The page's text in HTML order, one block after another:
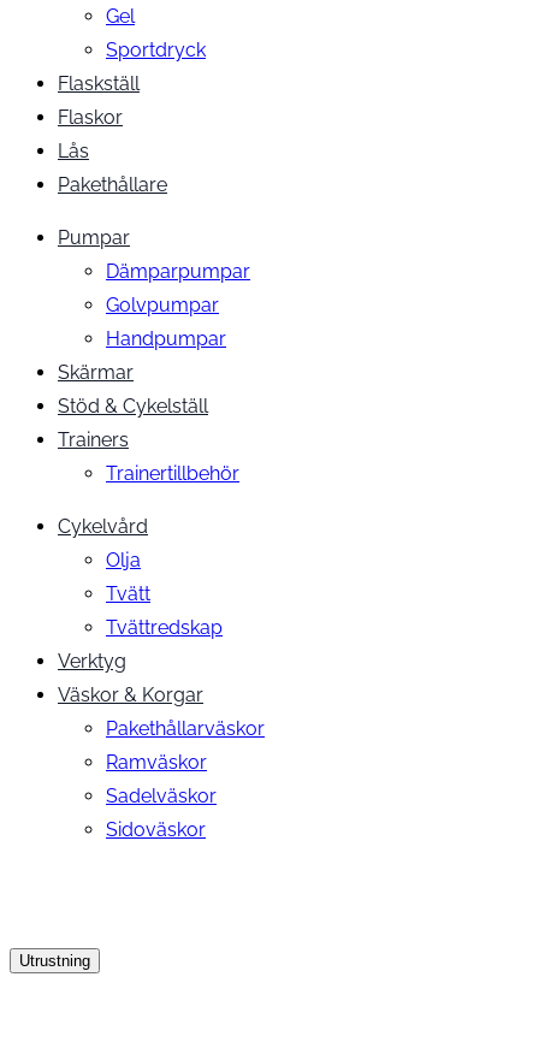
Gel
Sportdryck
Flaskställ
Flaskor
Lås
Pakethållare
Pumpar
Dämparpumpar
Golvpumpar
Handpumpar
Skärmar
Stöd & Cykelställ
Trainers
Trainertillbehör
Cykelvård
Olja
Tvätt
Tvättredskap
Verktyg
Väskor & Korgar
Pakethållarväskor
Ramväskor
Sadelväskor
Sidoväskor
Utrustning